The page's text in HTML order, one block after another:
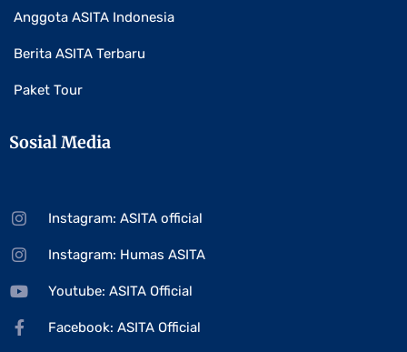
Anggota ASITA Indonesia
Berita ASITA Terbaru
Paket Tour
Sosial Media
Instagram: ASITA official
Instagram: Humas ASITA
Youtube: ASITA Official
Facebook: ASITA Official